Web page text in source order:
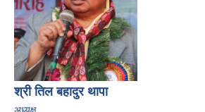
श्री तिल बहादुर थापा